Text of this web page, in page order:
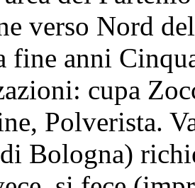
verso Nord
fine anni
cupa
Polverista.
Bologna)